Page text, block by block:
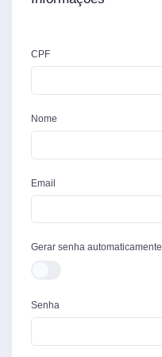
CPF
Nome
Email
Gerar senha automaticamente
Senha